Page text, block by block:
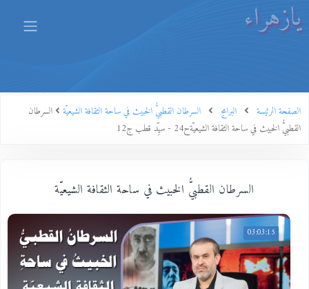
يازهراء
الصفحة الرئيسة البرامج السرطان القطبيُّ الخبيث في ساحة الثقافة الشيعيّة
السرطان
القطبيُّ الخبيث في ساحة الثقافة الشيعيّةح24 - سيِّد قطب ج12
السرطان القطبيُّ الخبيث في ساحة الثقافة الشيعيّة
03:03:15